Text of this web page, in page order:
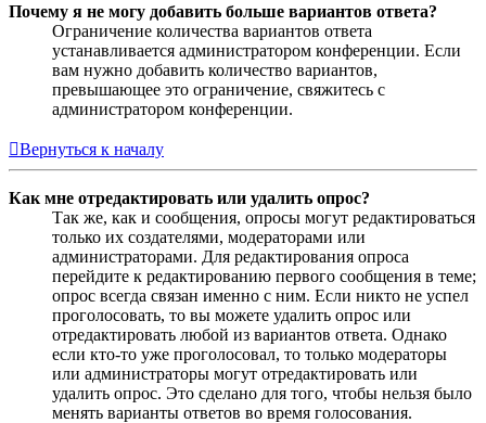
Почему я не могу добавить больше вариантов ответа?
Ограничение количества вариантов ответа
устанавливается администратором конференции. Если
вам нужно добавить количество вариантов,
превышающее это ограничение, свяжитесь с
администратором конференции.
Вернуться к началу
Как мне отредактировать или удалить опрос?
Так же, как и сообщения, опросы могут редактироваться
только их создателями, модераторами или
администраторами. Для редактирования опроса
перейдите к редактированию первого сообщения в теме;
опрос всегда связан именно с ним. Если никто не успел
проголосовать, то вы можете удалить опрос или
отредактировать любой из вариантов ответа. Однако
если кто-то уже проголосовал, то только модераторы
или администраторы могут отредактировать или
удалить опрос. Это сделано для того, чтобы нельзя было
менять варианты ответов во время голосования.